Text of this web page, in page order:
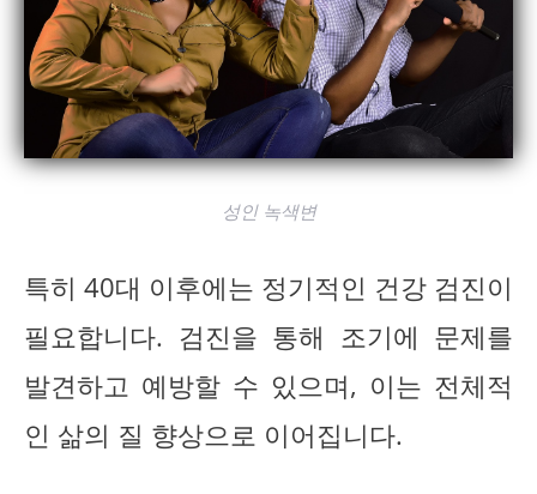
성인 녹색변
특히 40대 이후에는 정기적인 건강 검진이
필요합니다. 검진을 통해 조기에 문제를
발견하고 예방할 수 있으며, 이는 전체적
인 삶의 질 향상으로 이어집니다.